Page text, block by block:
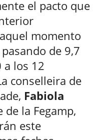
el pacto que
momento
de 9,7
los 12
conselleira de
Fabiola
la Fegamp,
este